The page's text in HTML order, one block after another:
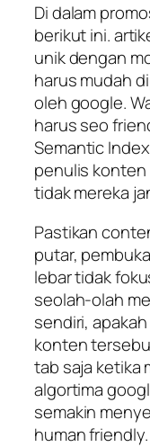
Di dalam
berikut ini.
unik dengan
harus mudah
oleh google.
harus seo
Semantic
penulis
tidak mereka
Pastikan
putar,
lebar tidak
seolah-olah
sendiri,
konten
tab saja ketika
algortima
semakin
human friendly.